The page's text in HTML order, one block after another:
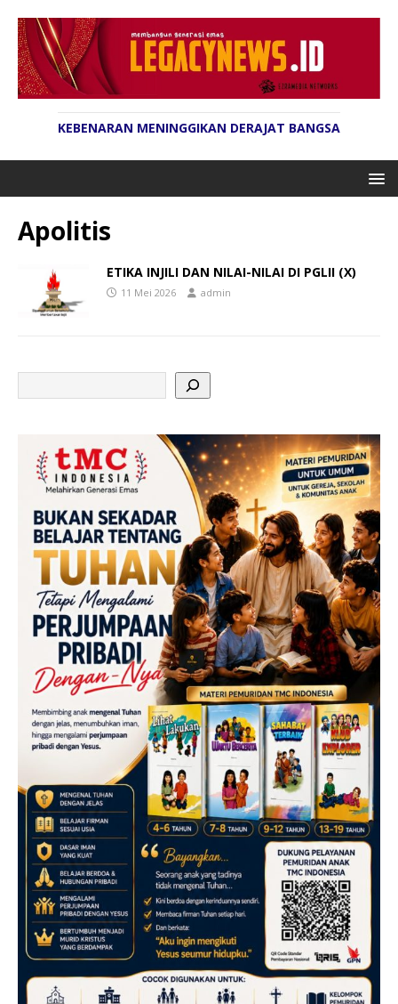
KEBENARAN MENINGGIKAN DERAJAT BANGSA
Apolitis
ETIKA INJILI DAN NILAI-NILAI DI PGLII (X)
11 Mei 2026 admin